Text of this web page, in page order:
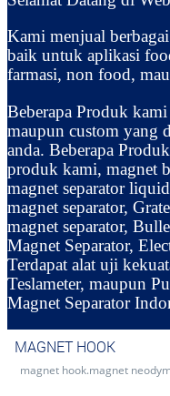
Kami menjual
baik untuk aplikasi
farmasi, non food,
Beberapa Produk
maupun custom yang
anda. Beberapa
produk kami, magnet
magnet separator
magnet separator,
magnet separator,
Magnet Separator,
Terdapat alat uji
Teslameter, maupun
Magnet Separator
MAGNET HOOK
magnet hook.magnet